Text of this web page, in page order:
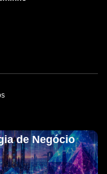
de Negócio